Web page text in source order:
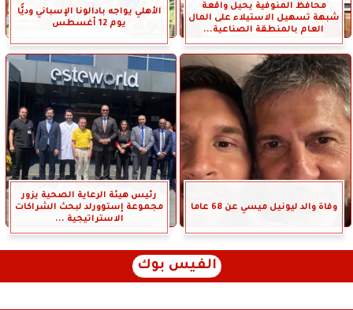
محافظ المنوفية يحيل واقعة
شبهة تسهيل الاستيلاء على المال
العام بالمنطقة الصناعية...
الأهلي يواجه بادالونا الإسباني وديًّا
يوم 12 أغسطس
وفاة والد ليونيل ميسي عن 68 عاما
رئيس هيئة الرعاية الصحية يزور
مجموعة إستوورلد لبحث الشراكات
الاستراتيجية ...
الفيس بوك